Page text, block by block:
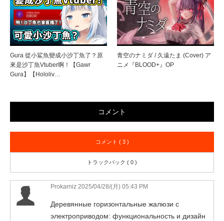
Gura 從小鯊魚變成小沙丁魚了？原
來是沙丁魚Vtuber啊！【Gawr
Gura】【Hololiv…
青空のナミダ / 久遠たま (Cover) ア
ニメ『BLOOD+』OP
コメント
コメント ( 3 )
トラックバック ( 0 )
Prokarniz 2025/04/28/(月) 05:43 PM
Деревянные горизонтальные жалюзи с
электроприводом: функциональность и дизайн